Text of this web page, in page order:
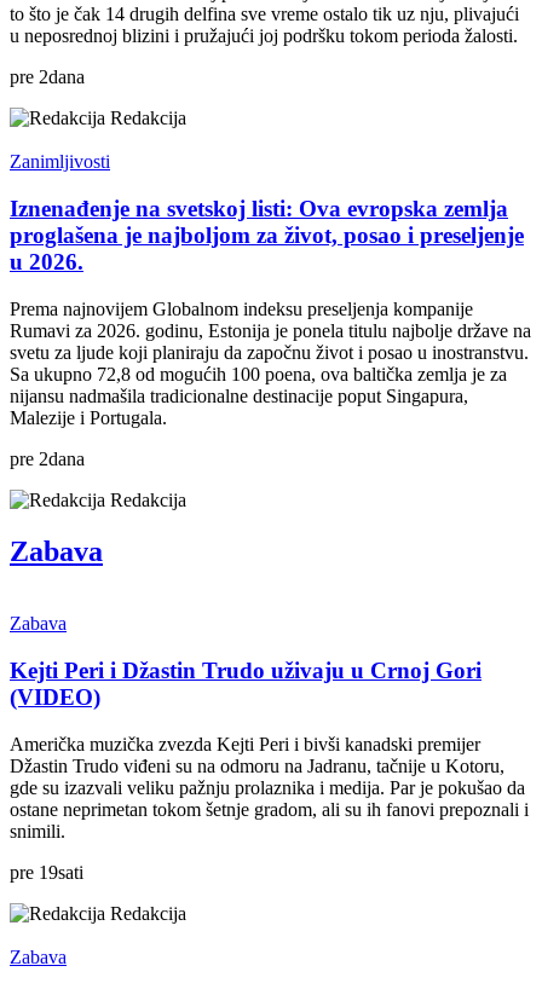
to što je čak 14 drugih delfina sve vreme ostalo tik uz nju, plivajući
u neposrednoj blizini i pružajući joj podršku tokom perioda žalosti.
pre 2dana
Redakcija
Zanimljivosti
Iznenađenje na svetskoj listi: Ova evropska zemlja
proglašena je najboljom za život, posao i preseljenje
u 2026.
Prema najnovijem Globalnom indeksu preseljenja kompanije
Rumavi za 2026. godinu, Estonija je ponela titulu najbolje države na
svetu za ljude koji planiraju da započnu život i posao u inostranstvu.
Sa ukupno 72,8 od mogućih 100 poena, ova baltička zemlja je za
nijansu nadmašila tradicionalne destinacije poput Singapura,
Malezije i Portugala.
pre 2dana
Redakcija
Zabava
Zabava
Kejti Peri i Džastin Trudo uživaju u Crnoj Gori
(VIDEO)
Američka muzička zvezda Kejti Peri i bivši kanadski premijer
Džastin Trudo viđeni su na odmoru na Jadranu, tačnije u Kotoru,
gde su izazvali veliku pažnju prolaznika i medija. Par je pokušao da
ostane neprimetan tokom šetnje gradom, ali su ih fanovi prepoznali i
snimili.
pre 19sati
Redakcija
Zabava